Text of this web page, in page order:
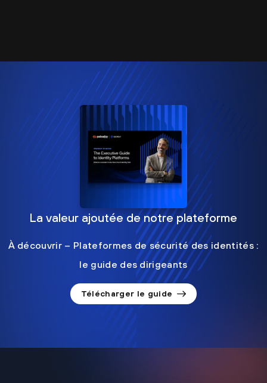
La valeur ajoutée de notre plateforme
À découvrir – Plateformes de sécurité des identités :
le guide des dirigeants
Télécharger le guide